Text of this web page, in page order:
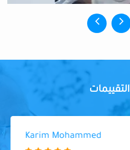
التقييمات
Karim Mohammed